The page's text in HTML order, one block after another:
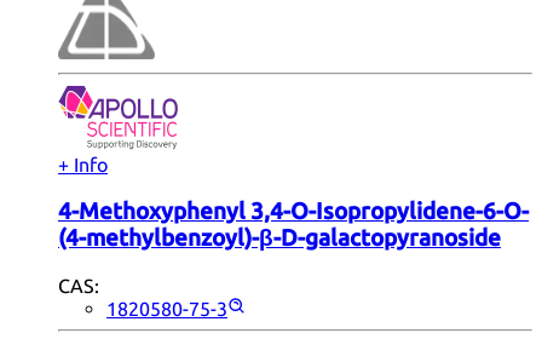
+ Info
4-Methoxyphenyl 3,4-O-Isopropylidene-6-O-
(4-methylbenzoyl)-β-D-galactopyranoside
CAS:
1820580-75-3